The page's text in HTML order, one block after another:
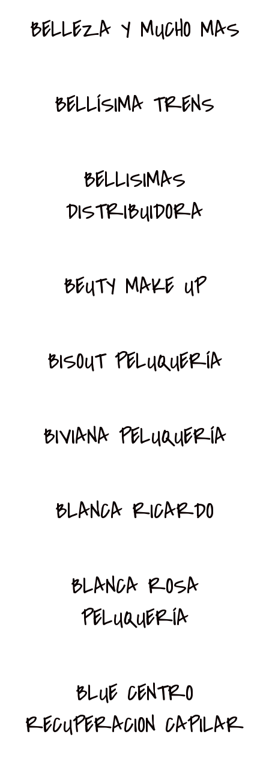
BELLEZA Y MUCHO MAS
BELLÍSIMA TRENS
BELLISIMAS
DISTRIBUIDORA
BEUTY MAKE UP
BISOUT PELUQUERÍA
BIVIANA PELUQUERÍA
BLANCA RICARDO
BLANCA ROSA
PELUQUERÍA
BLUE CENTRO
RECUPERACION CAPILAR